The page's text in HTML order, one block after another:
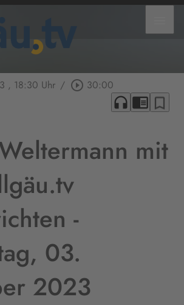
, 18:30 Uhr / play_circle_outline 30:00
headphones chrome_reader_mode bookmark_border
mit
-
03.
2023